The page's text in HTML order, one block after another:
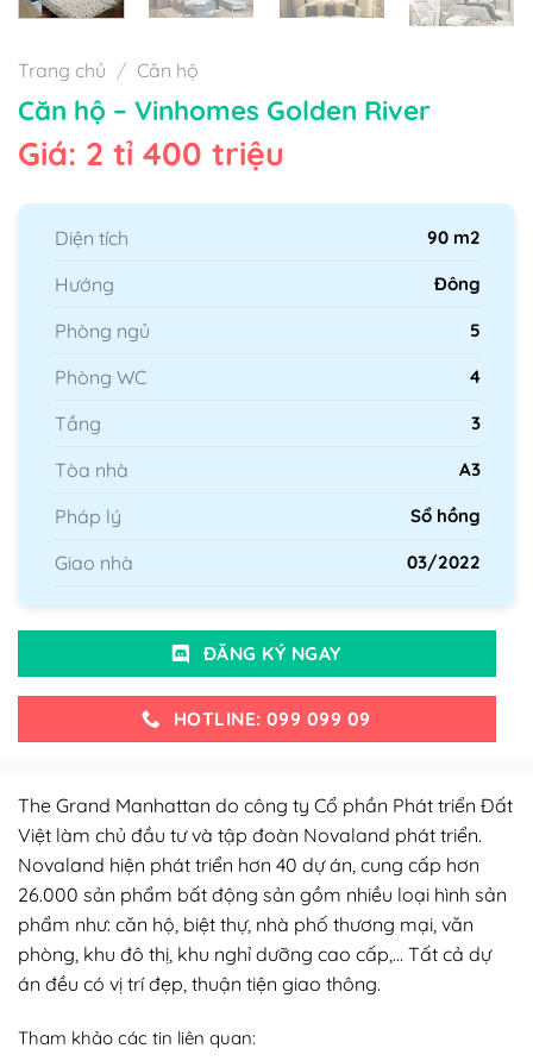
Trang chủ / Căn hộ
Căn hộ – Vinhomes Golden River
Giá: 2 tỉ 400 triệu
Diện tích 90 m2
Hướng Đông
Phòng ngủ 5
Phòng WC 4
Tầng 3
Tòa nhà A3
Pháp lý Sổ hồng
Giao nhà 03/2022
ĐĂNG KÝ NGAY
HOTLINE: 099 099 09
The Grand Manhattan do công ty Cổ phần Phát triển Đất
Việt làm chủ đầu tư và tập đoàn Novaland phát triển.
Novaland hiện phát triển hơn 40 dự án, cung cấp hơn
26.000 sản phẩm bất động sản gồm nhiều loại hình sản
phẩm như: căn hộ, biệt thự, nhà phố thương mại, văn
phòng, khu đô thị, khu nghỉ dưỡng cao cấp,… Tất cả dự
án đều có vị trí đẹp, thuận tiện giao thông.
Tham khảo các tin liên quan: